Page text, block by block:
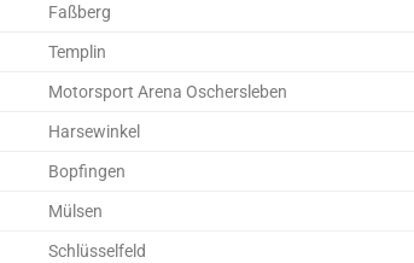
Faßberg
Templin
Motorsport Arena Oschersleben
Harsewinkel
Bopfingen
Mülsen
Schlüsselfeld